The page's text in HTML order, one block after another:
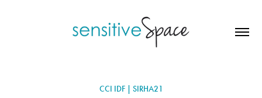
CCI IDF | SIRHA21